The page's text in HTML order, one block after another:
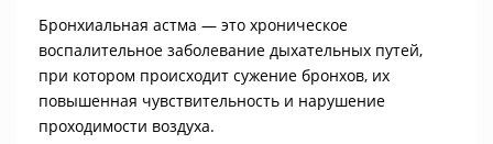
Бронхиальная астма — это хроническое
воспалительное заболевание дыхательных путей,
при котором происходит сужение бронхов, их
повышенная чувствительность и нарушение
проходимости воздуха.